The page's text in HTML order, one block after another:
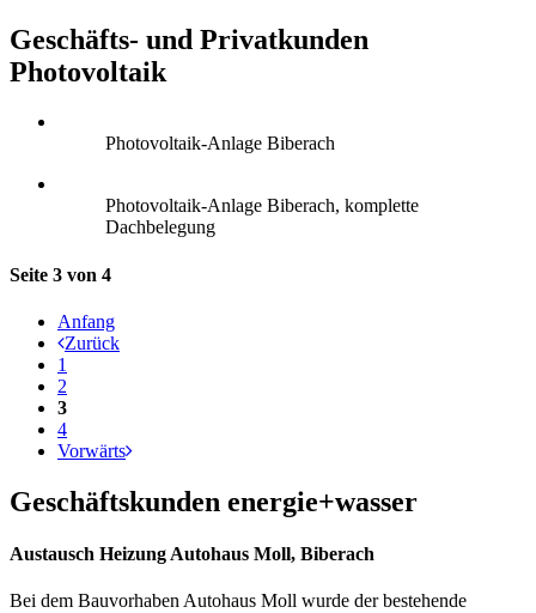
Geschäfts- und Privatkunden
Photovoltaik
Photovoltaik-Anlage Biberach
Photovoltaik-Anlage Biberach, komplette
Dachbelegung
Seite 3 von 4
Anfang
Zurück
1
2
3
4
Vorwärts
Geschäftskunden energie+wasser
Austausch Heizung Autohaus Moll, Biberach
Bei dem Bauvorhaben Autohaus Moll wurde der bestehende